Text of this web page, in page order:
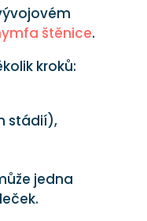
štěnice.
kroků:
stádií),
jedna